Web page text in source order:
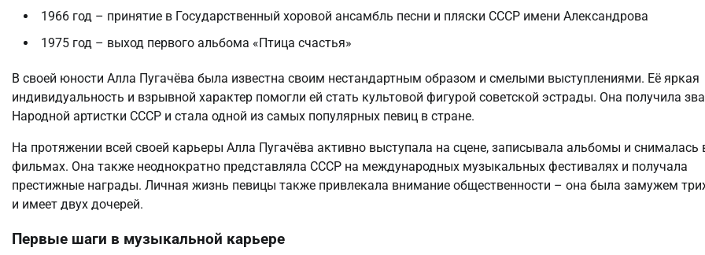
1966 год – принятие в Государственный хоровой ансамбль песни и пляски СССР имени Александрова
1975 год – выход первого альбома «Птица счастья»
В своей юности Алла Пугачёва была известна своим нестандартным образом и смелыми выступлениями. Её яркая
индивидуальность и взрывной характер помогли ей стать культовой фигурой советской эстрады. Она получила
Народной артистки СССР и стала одной из самых популярных певиц в стране.
На протяжении всей своей карьеры Алла Пугачёва активно выступала на сцене, записывала альбомы и снималась
фильмах. Она также неоднократно представляла СССР на международных музыкальных фестивалях и получала
престижные награды. Личная жизнь певицы также привлекала внимание общественности – она была замужем
и имеет двух дочерей.
Первые шаги в музыкальной карьере